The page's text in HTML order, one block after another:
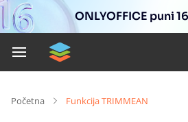
ONLYOFFICE puni
Početna Funkcija TRIMMEAN